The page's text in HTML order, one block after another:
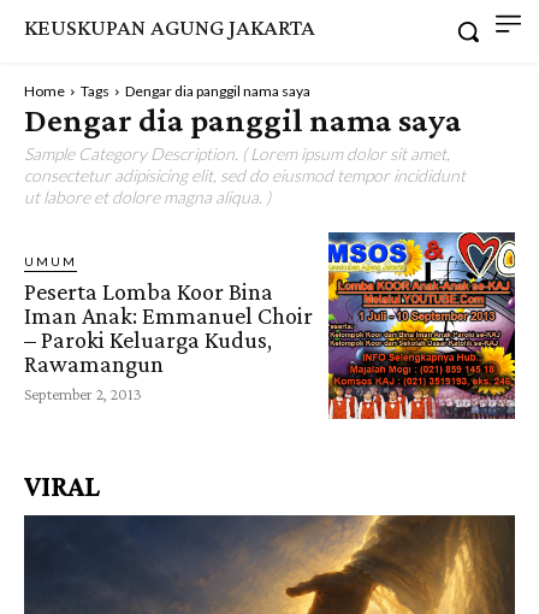
KEUSKUPAN AGUNG JAKARTA
Home Tags Dengar dia panggil nama saya
Dengar dia panggil nama saya
Sample Category Description. ( Lorem ipsum dolor sit amet,
consectetur adipisicing elit, sed do eiusmod tempor incididunt
ut labore et dolore magna aliqua. )
UMUM
Peserta Lomba Koor Bina
Iman Anak: Emmanuel Choir
– Paroki Keluarga Kudus,
Rawamangun
September 2, 2013
VIRAL